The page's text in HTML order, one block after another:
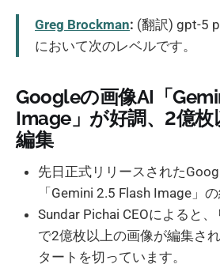
Greg Brockman: (翻訳) gpt-5
において次のレベルです。
Googleの画像AI「
Image」が好調、2億枚
編集
先日正式リリースされた
「Gemini 2.5 Flash Image」の
Sundar Pichai CEOによると
で2億枚以上の画像が編集さ
タートを切っています。